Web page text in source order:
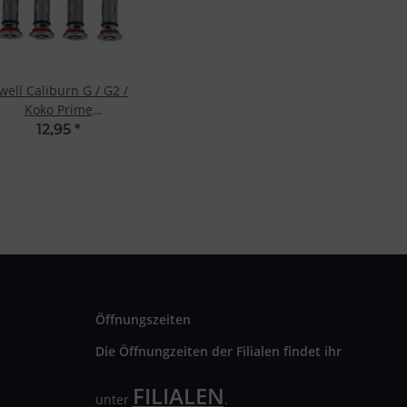
Caliburn G / G2 /
Koko Prime
(4 Stk.)
12,95 *
Öffnungszeiten
Die Öffnungzeiten der Filialen findet ihr
unter FILIALEN.